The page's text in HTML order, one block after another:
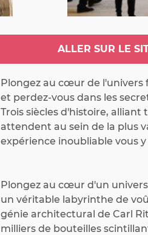
ALLER SUR LE
Plongez au cœur de l'univers
et perdez-vous dans les
Trois siècles d'histoire,
attendent au sein de la plus
expérience inoubliable vous
Plongez au cœur d'un
un véritable labyrinthe de
génie architectural de Carl
milliers de bouteilles